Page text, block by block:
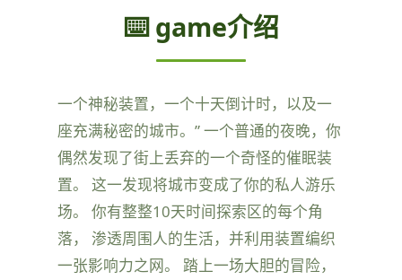
⌨️ game介绍
一个神秘装置，一个十天倒计时，以及一
座充满秘密的城市。” 一个普通的夜晚，你
偶然发现了街上丢弃的一个奇怪的催眠装
置。 这一发现将城市变成了你的私人游乐
场。 你有整整10天时间探索区的每个角
落， 渗透周围人的生活，并利用装置编织
一张影响力之网。 踏上一场大胆的冒险，